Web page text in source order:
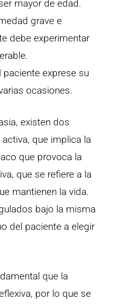
mayor de edad.
grave e
debe experimentar
paciente exprese su
ocasiones.
existen dos
que implica la
que provoca la
que se refiere a la
mantienen la vida.
bajo la misma
del paciente a elegir
que la
por lo que se